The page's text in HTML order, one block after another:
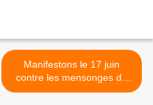
Manifestons le 17 juin
contre les mensonges du
gouvernement >